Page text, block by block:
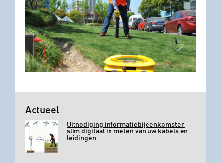
Actueel
Uitnodiging informatiebijeenkomsten
slim digitaal in meten van uw kabels en
leidingen